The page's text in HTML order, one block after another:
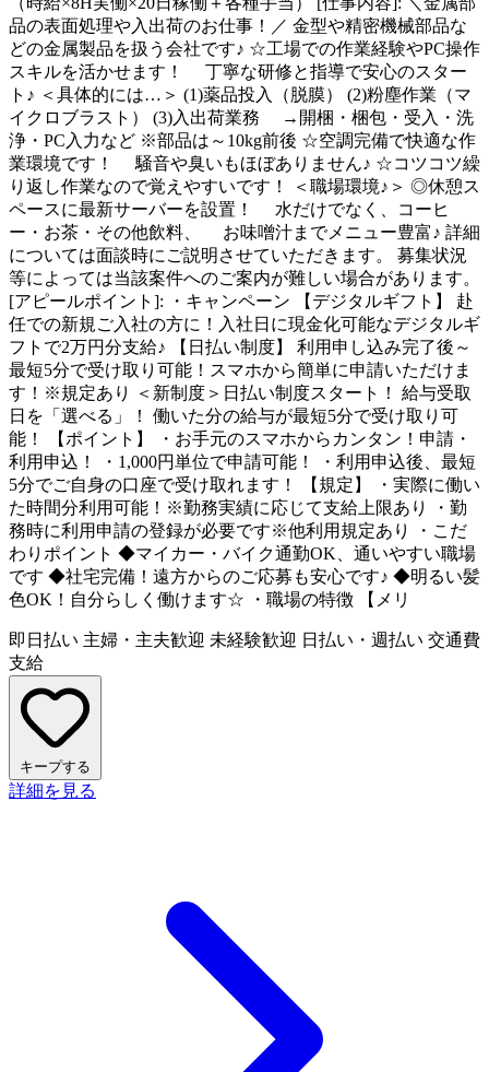
品の表面処理や入出荷のお仕事！／ 金型や精密機械部品な
どの金属製品を扱う会社です♪ ☆工場での作業経験やPC操作
スキルを活かせます！ 丁寧な研修と指導で安心のスター
ト♪ ＜具体的には…＞ (1)薬品投入（脱膜） (2)粉塵作業（マ
イクロブラスト） (3)入出荷業務 →開梱・梱包・受入・洗
浄・PC入力など ※部品は～10kg前後 ☆空調完備で快適な作
業環境です！ 騒音や臭いもほぼありません♪ ☆コツコツ繰
り返し作業なので覚えやすいです！ ＜職場環境♪＞ ◎休憩ス
ペースに最新サーバーを設置！ 水だけでなく、コーヒ
ー・お茶・その他飲料、 お味噌汁までメニュー豊富♪ 詳細
については面談時にご説明させていただきます。 募集状況
等によっては当該案件へのご案内が難しい場合があります。
[アピールポイント]: ・キャンペーン 【デジタルギフト】 赴
任での新規ご入社の方に！入社日に現金化可能なデジタルギ
フトで2万円分支給♪ 【日払い制度】 利用申し込み完了後～
最短5分で受け取り可能！スマホから簡単に申請いただけま
す！※規定あり ＜新制度＞日払い制度スタート！ 給与受取
日を「選べる」！ 働いた分の給与が最短5分で受け取り可
能！ 【ポイント】 ・お手元のスマホからカンタン！申請・
利用申込！ ・1,000円単位で申請可能！ ・利用申込後、最短
5分でご自身の口座で受け取れます！ 【規定】 ・実際に働い
た時間分利用可能！※勤務実績に応じて支給上限あり ・勤
務時に利用申請の登録が必要です※他利用規定あり ・こだ
わりポイント ◆マイカー・バイク通勤OK、通いやすい職場
です ◆社宅完備！遠方からのご応募も安心です♪ ◆明るい髪
色OK！自分らしく働けます☆ ・職場の特徴 【メリ
即日払い 主婦・主夫歓迎 未経験歓迎 日払い・週払い 交通費
支給
キープする
詳細を見る